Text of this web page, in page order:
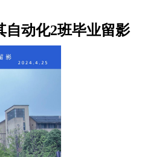
自动化2班毕业留影